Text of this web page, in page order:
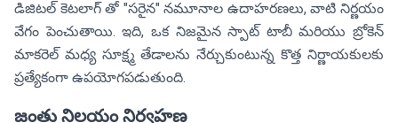
డిజిటల్ కెటలాగ్ తో "సరైన" నమూనాల ఉదాహరణలు, వాటి నిర్ణయం
వేగం పెంచుతాయి. ఇది, ఒక నిజమైన స్పాట్ టాబీ మరియు బ్రోకెన్
మాకరెల్ మధ్య సూక్ష్మ తేడాలను నేర్చుకుంటున్న కొత్త నిర్ణాయకులకు
ప్రత్యేకంగా ఉపయోగపడుతుంది.
జంతు నిలయం నిర్వహణ